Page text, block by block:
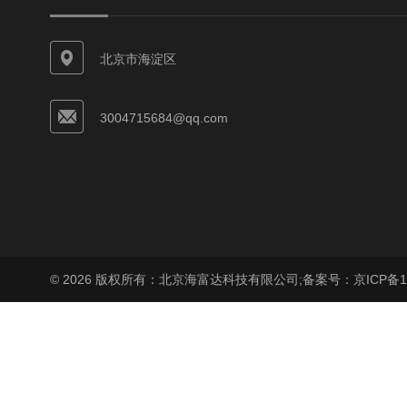
北京市海淀区
3004715684@qq.com
© 2026 版权所有：北京海富达科技有限公司;备案号：京ICP备